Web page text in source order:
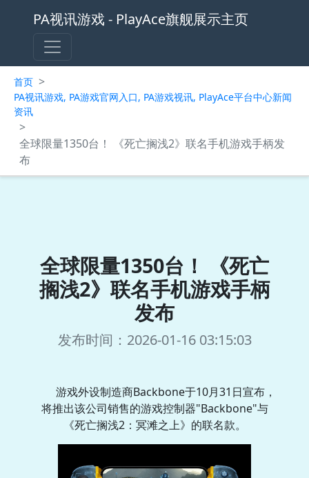
PA视讯游戏 - PlayAce旗舰展示主页
首页 >
PA视讯游戏, PA游戏官网入口, PA游戏视讯, PlayAce平台中心新闻
资讯
>
全球限量1350台！ 《死亡搁浅2》联名手机游戏手柄发
布
全球限量1350台！ 《死亡
搁浅2》联名手机游戏手柄
发布
发布时间：2026-01-16 03:15:03
游戏外设制造商Backbone于10月31日宣布，
将推出该公司销售的游戏控制器"Backbone"与
《死亡搁浅2：冥滩之上》的联名款。